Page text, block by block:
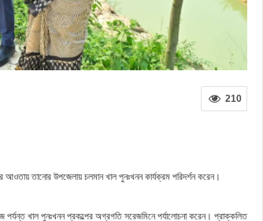
210
আওতায় তানোর উপজেলায় চলমান খাল পুনঃখনন কার্যক্রম পরিদর্শন করেন।
পর্যন্ত খাল পুনঃখনন প্রকল্পের অগ্রগতি সরেজমিনে পর্যালোচনা করেন। প্রাক্কলিত